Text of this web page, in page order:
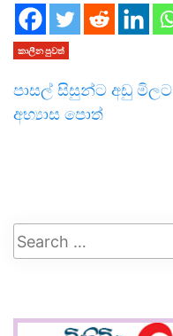
කාලීන පුවත්
පාසල් සිසුන්ට අඩු මිලට
අභ්‍යාස පොත්